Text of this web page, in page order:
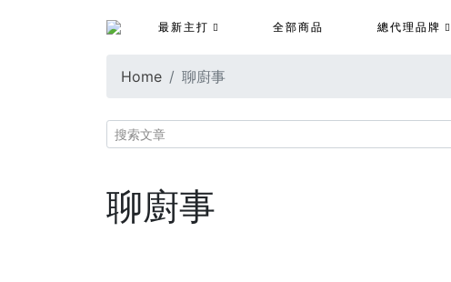
最新主打 全部商品 總代理品牌
Home 聊廚事
聊廚事